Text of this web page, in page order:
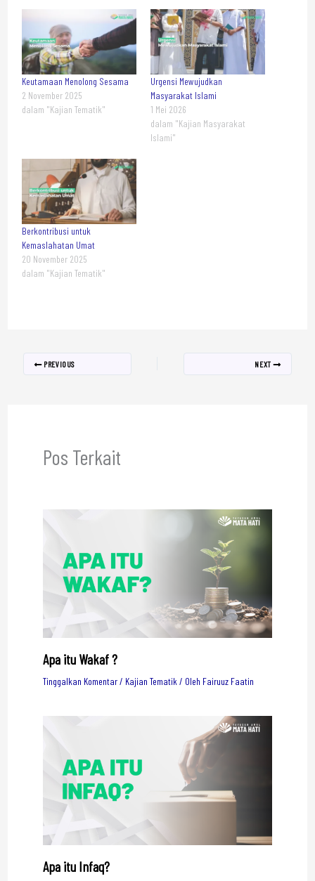
Keutamaan Menolong Sesama
2 November 2025
dalam "Kajian Tematik"
Urgensi Mewujudkan
Masyarakat Islami
1 Mei 2026
dalam "Kajian Masyarakat
Islami"
Berkontribusi untuk
Kemaslahatan Umat
20 November 2025
dalam "Kajian Tematik"
PREVIOUS NEXT
Pos Terkait
Apa itu Wakaf ?
Tinggalkan Komentar/ Kajian Tematik/ Oleh Fairuuz Faatin
Apa itu Infaq?